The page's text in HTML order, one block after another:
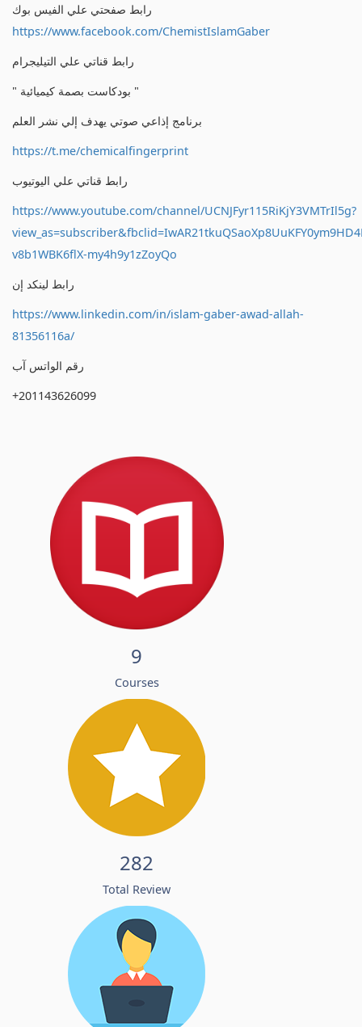
رابط صفحتي علي الفيس بوك
https://www.facebook.com/ChemistIslamGaber
رابط قناتي علي التيليجرام
" بودكاست بصمة كيميائية "
برنامج إذاعي صوتي يهدف إلي نشر العلم
https://t.me/chemicalfingerprint
رابط قناتي علي اليوتيوب
https://www.youtube.com/channel/UCNJFyr115RiKjY3VMTrIl5g?
v8b1WBK6flX-my4h9y1zZoyQo
رابط لينكد إن
https://www.linkedin.com/in/islam-gaber-awad-allah-
81356116a/
رقم الواتس آب
+201143626099
9
Courses
282
Total Review